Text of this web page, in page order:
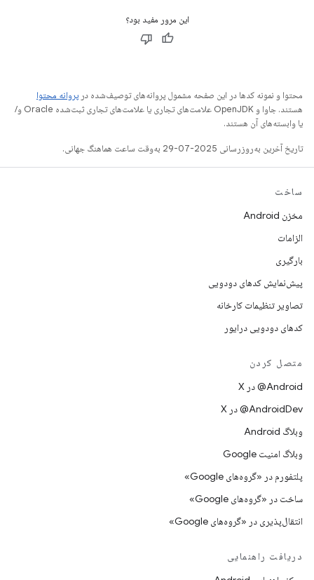
این مرور مفید بود؟
محتوا و نمونه کدها در این صفحه مشمول پروانه‌های توصیف‌شده در پروانه محتوا
هستند. جاوا و OpenJDK علامت‌های تجاری یا علامت‌های تجاری ثبت‌شده Oracle و/
یا وابسته‌های آن هستند.
تاریخ آخرین به‌روزرسانی 2025-07-29 به‌وقت ساعت هماهنگ جهانی.
ساخت
مخزن Android
الزامات
بارگیری
پیش‌نمایش کدهای دودویی
تصاویر تنظیمات کارخانه
کدهای دودویی درایور
متصل کردن
‫‎@Android در X
‫‎@AndroidDev در X
وبلاگ Android
وبلاگ امنیت Google
پلتفورم در «گروه‌های Google»
ساخت در «گروه‌های Google»
انتقال‌پذیری در «گروه‌های Google»
دریافت راهنمایی